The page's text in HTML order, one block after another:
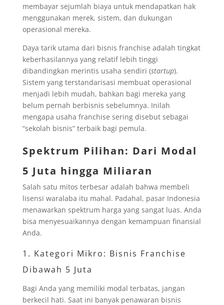
membayar sejumlah biaya untuk mendapatkan hak
menggunakan merek, sistem, dan dukungan
operasional mereka.
Daya tarik utama dari bisnis franchise adalah tingkat
keberhasilannya yang relatif lebih tinggi
dibandingkan merintis usaha sendiri (startup).
Sistem yang terstandarisasi membuat operasional
menjadi lebih mudah, bahkan bagi mereka yang
belum pernah berbisnis sebelumnya. Inilah
mengapa usaha franchise sering disebut sebagai
“sekolah bisnis” terbaik bagi pemula.
Spektrum Pilihan: Dari Modal
5 Juta hingga Miliaran
Salah satu mitos terbesar adalah bahwa membeli
lisensi waralaba itu mahal. Padahal, pasar Indonesia
menawarkan spektrum harga yang sangat luas. Anda
bisa menyesuaikannya dengan kemampuan finansial
Anda.
1. Kategori Mikro: Bisnis Franchise
Dibawah 5 Juta
Bagi Anda yang memiliki modal terbatas, jangan
berkecil hati. Saat ini banyak penawaran bisnis